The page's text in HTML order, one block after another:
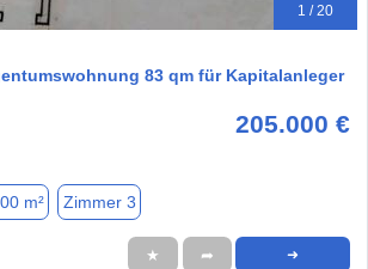
1 / 20
83 qm für Kapitalanleger
205.000 €
m² Zimmer 3
★ ➦ ➜